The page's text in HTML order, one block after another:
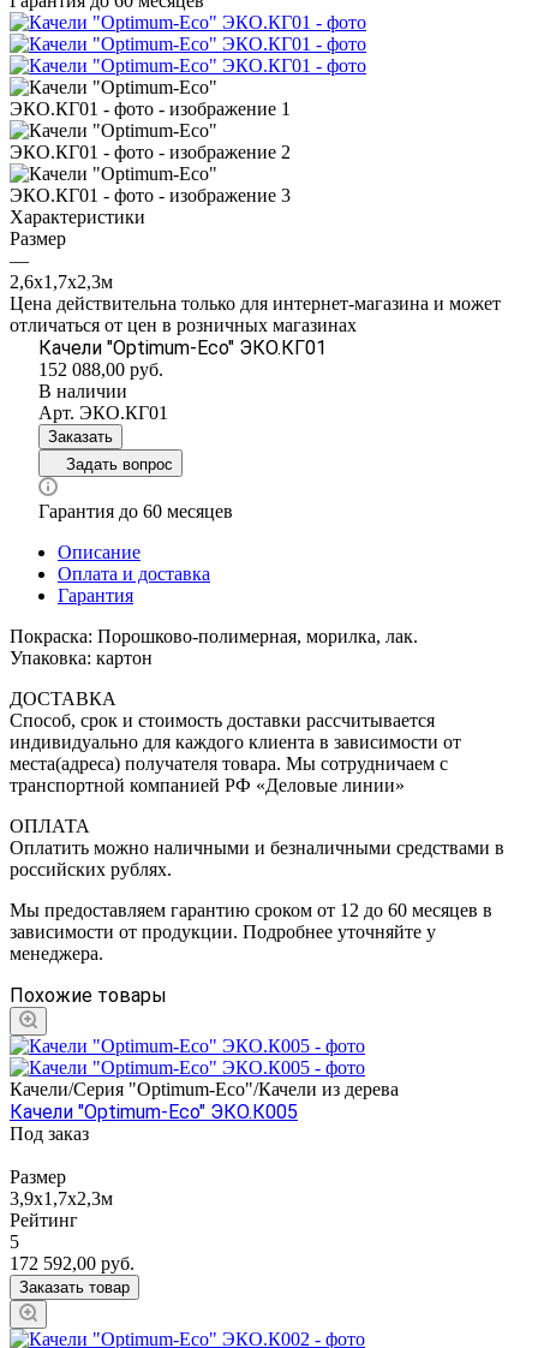
Характеристики
Размер
—
2,6х1,7х2,3м
Цена действительна только для интернет-магазина и может
отличаться от цен в розничных магазинах
Качели "Оptimum-Еco" ЭКО.КГ01
152 088,00 руб.
В наличии
Арт. ЭКО.КГ01
Заказать
Задать вопрос
Гарантия до 60 месяцев
Описание
Оплата и доставка
Гарантия
Покраска: Порошково-полимерная, морилка, лак.
Упаковка: картон
ДОСТАВКА
Способ, срок и стоимость доставки рассчитывается
индивидуально для каждого клиента в зависимости от
места(адреса) получателя товара. Мы сотрудничаем с
транспортной компанией РФ «Деловые линии»
ОПЛАТА
Оплатить можно наличными и безналичными средствами в
российских рублях.
Мы предоставляем гарантию сроком от 12 до 60 месяцев в
зависимости от продукции. Подробнее уточняйте у
менеджера.
Похожие товары
Качели/Серия "Оptimum-Еco"/Качели из дерева
Качели "Оptimum-Еco" ЭКО.К005
Под заказ
Размер
3,9х1,7х2,3м
Рейтинг
5
172 592,00 руб.
Заказать товар